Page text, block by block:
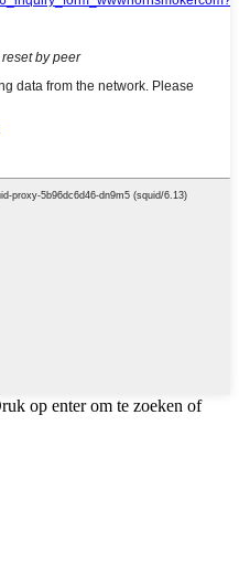
op enter om te zoeken of